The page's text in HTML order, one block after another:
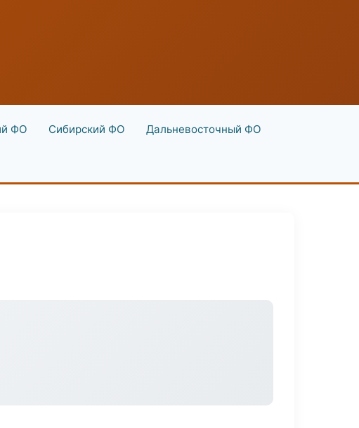
ФО Сибирский ФО Дальневосточный ФО